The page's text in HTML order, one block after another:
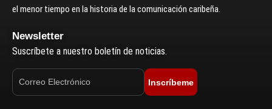
el menor tiempo en la historia de la comunicación caribeña.
Newsletter
Suscríbete a nuestro boletín de noticias.
Inscríbeme